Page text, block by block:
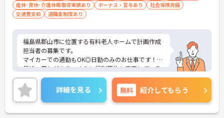
産休･育休･介護休暇取得実績あり
ボーナス・賞与あり
社会保険完備
交通費支給
退職金制度あり
福島県郡山市に位置する有料老人ホームで計画作成
担当者の募集です。
マイカーでの通勤もOK◎日勤のみのお仕事です！
昇給、賞与があり、さらに福利厚生も充実している
のは嬉しいポイントです◎しっかりとしたフォロー
体制で、経験に関わらず安心してスタートできま
す。
こちらの求人にご興味がございましたら面接のポイ
ントもお伝えしますので是非ご応募お待ちしており
詳細を見る 無料 紹介してもらう